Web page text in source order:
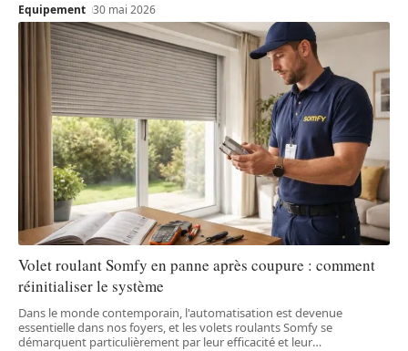
Equipement 30 mai 2026
Volet roulant Somfy en panne après coupure : comment
réinitialiser le système
Dans le monde contemporain, l'automatisation est devenue
essentielle dans nos foyers, et les volets roulants Somfy se
démarquent particulièrement par leur efficacité et leur…